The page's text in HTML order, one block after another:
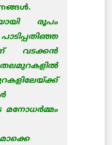
രൂപം
വടക്കന്‍
മനോധര്‍മ്മം